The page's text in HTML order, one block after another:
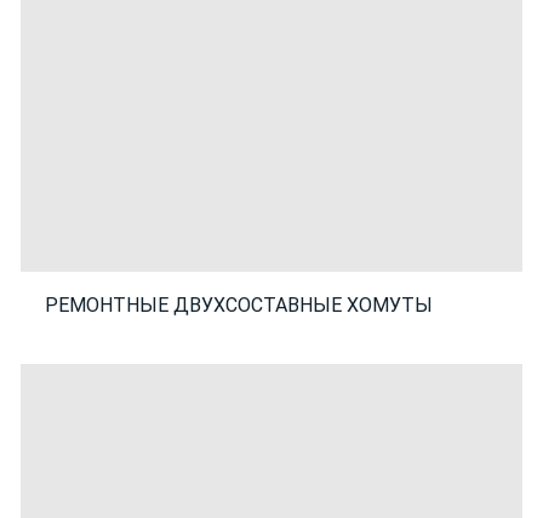
РЕМОНТНЫЕ ДВУХСОСТАВНЫЕ ХОМУТЫ